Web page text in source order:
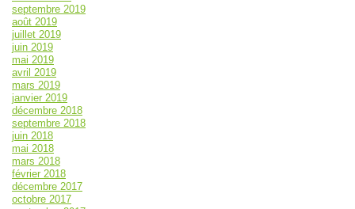
septembre 2019
août 2019
juillet 2019
juin 2019
mai 2019
avril 2019
mars 2019
janvier 2019
décembre 2018
septembre 2018
juin 2018
mai 2018
mars 2018
février 2018
décembre 2017
octobre 2017